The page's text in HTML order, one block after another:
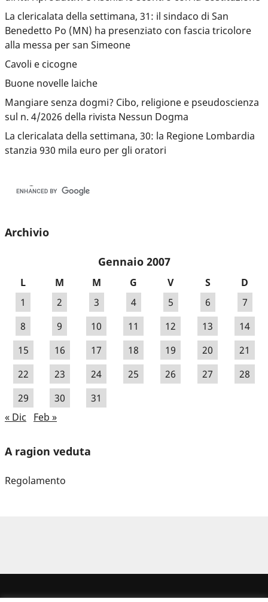
La clericalata della settimana, 31: il sindaco di San
Benedetto Po (MN) ha presenziato con fascia tricolore
alla messa per san Simeone
Cavoli e cicogne
Buone novelle laiche
Mangiare senza dogmi? Cibo, religione e pseudoscienza
sul n. 4/2026 della rivista Nessun Dogma
La clericalata della settimana, 30: la Regione Lombardia
stanzia 930 mila euro per gli oratori
Archivio
Gennaio 2007
L M M G V S
D
1
2 3 4 5 6
7
8
9 10 11 12 13
14
15
16 17 18 19 20
21
22
23 24 25 26 27
28
29
30
31
« Dic
Feb »
A ragion veduta
Regolamento